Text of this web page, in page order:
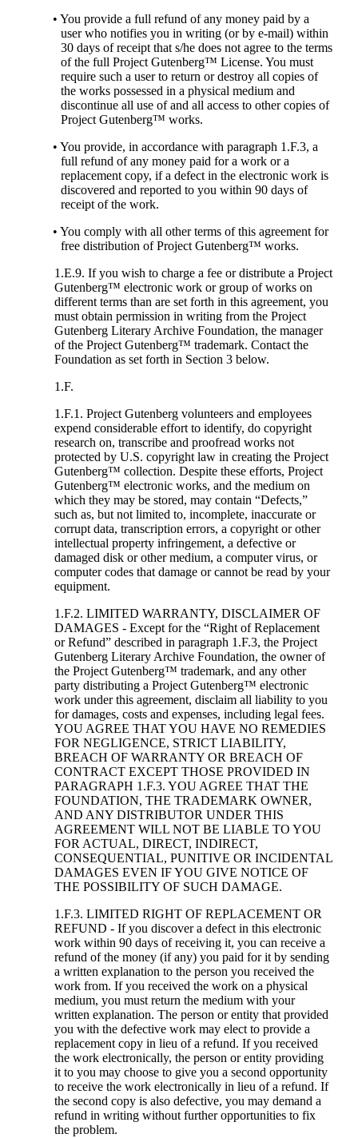
• You provide a full refund of any money paid by a
user who notifies you in writing (or by e-mail) within
30 days of receipt that s/he does not agree to the terms
of the full Project Gutenberg™ License. You must
require such a user to return or destroy all copies of
the works possessed in a physical medium and
discontinue all use of and all access to other copies of
Project Gutenberg™ works.
• You provide, in accordance with paragraph 1.F.3, a
full refund of any money paid for a work or a
replacement copy, if a defect in the electronic work is
discovered and reported to you within 90 days of
receipt of the work.
• You comply with all other terms of this agreement for
free distribution of Project Gutenberg™ works.
1.E.9. If you wish to charge a fee or distribute a Project
Gutenberg™ electronic work or group of works on
different terms than are set forth in this agreement, you
must obtain permission in writing from the Project
Gutenberg Literary Archive Foundation, the manager
of the Project Gutenberg™ trademark. Contact the
Foundation as set forth in Section 3 below.
1.F.
1.F.1. Project Gutenberg volunteers and employees
expend considerable effort to identify, do copyright
research on, transcribe and proofread works not
protected by U.S. copyright law in creating the Project
Gutenberg™ collection. Despite these efforts, Project
Gutenberg™ electronic works, and the medium on
which they may be stored, may contain “Defects,”
such as, but not limited to, incomplete, inaccurate or
corrupt data, transcription errors, a copyright or other
intellectual property infringement, a defective or
damaged disk or other medium, a computer virus, or
computer codes that damage or cannot be read by your
equipment.
1.F.2. LIMITED WARRANTY, DISCLAIMER OF
DAMAGES - Except for the “Right of Replacement
or Refund” described in paragraph 1.F.3, the Project
Gutenberg Literary Archive Foundation, the owner of
the Project Gutenberg™ trademark, and any other
party distributing a Project Gutenberg™ electronic
work under this agreement, disclaim all liability to you
for damages, costs and expenses, including legal fees.
YOU AGREE THAT YOU HAVE NO REMEDIES
FOR NEGLIGENCE, STRICT LIABILITY,
BREACH OF WARRANTY OR BREACH OF
CONTRACT EXCEPT THOSE PROVIDED IN
PARAGRAPH 1.F.3. YOU AGREE THAT THE
FOUNDATION, THE TRADEMARK OWNER,
AND ANY DISTRIBUTOR UNDER THIS
AGREEMENT WILL NOT BE LIABLE TO YOU
FOR ACTUAL, DIRECT, INDIRECT,
CONSEQUENTIAL, PUNITIVE OR INCIDENTAL
DAMAGES EVEN IF YOU GIVE NOTICE OF
THE POSSIBILITY OF SUCH DAMAGE.
1.F.3. LIMITED RIGHT OF REPLACEMENT OR
REFUND - If you discover a defect in this electronic
work within 90 days of receiving it, you can receive a
refund of the money (if any) you paid for it by sending
a written explanation to the person you received the
work from. If you received the work on a physical
medium, you must return the medium with your
written explanation. The person or entity that provided
you with the defective work may elect to provide a
replacement copy in lieu of a refund. If you received
the work electronically, the person or entity providing
it to you may choose to give you a second opportunity
to receive the work electronically in lieu of a refund. If
the second copy is also defective, you may demand a
refund in writing without further opportunities to fix
the problem.